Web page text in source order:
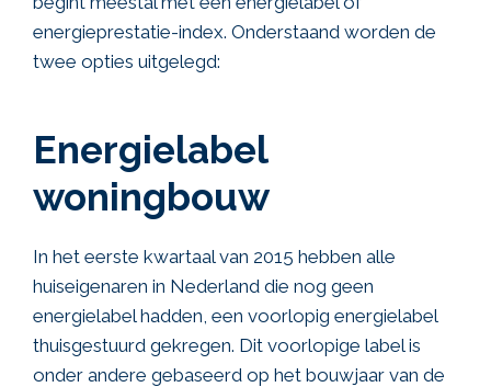
energieprestatie-index. Onderstaand worden de
twee opties uitgelegd:
Energielabel
woningbouw
In het eerste kwartaal van 2015 hebben alle
huiseigenaren in Nederland die nog geen
energielabel hadden, een voorlopig energielabel
thuisgestuurd gekregen. Dit voorlopige label is
onder andere gebaseerd op het bouwjaar van de